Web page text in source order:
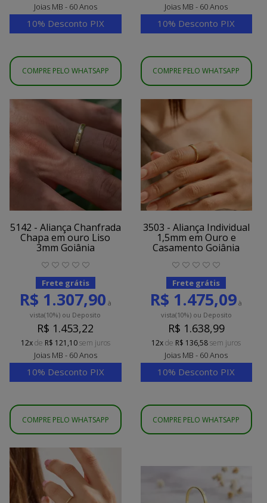
Joias MB - 60 Anos
10% Desconto PIX
COMPRE PELO WHATSAPP
Joias MB - 60 Anos
10% Desconto PIX
COMPRE PELO WHATSAPP
5142 - Aliança Chanfrada
Chapa em ouro Liso
3mm Goiânia
Frete grátis
R$ 1.307,90 à
vista(10%) ou Deposito
R$ 1.453,22
12xde R$ 121,10sem juros
Joias MB - 60 Anos
10% Desconto PIX
COMPRE PELO WHATSAPP
3503 - Aliança Individual
1,5mm em Ouro e
Casamento Goiânia
Frete grátis
R$ 1.475,09 à
vista(10%)ou Deposito
R$ 1.638,99
12xde R$ 136,58sem juros
Joias MB - 60 Anos
10% Desconto PIX
COMPRE PELO WHATSAPP